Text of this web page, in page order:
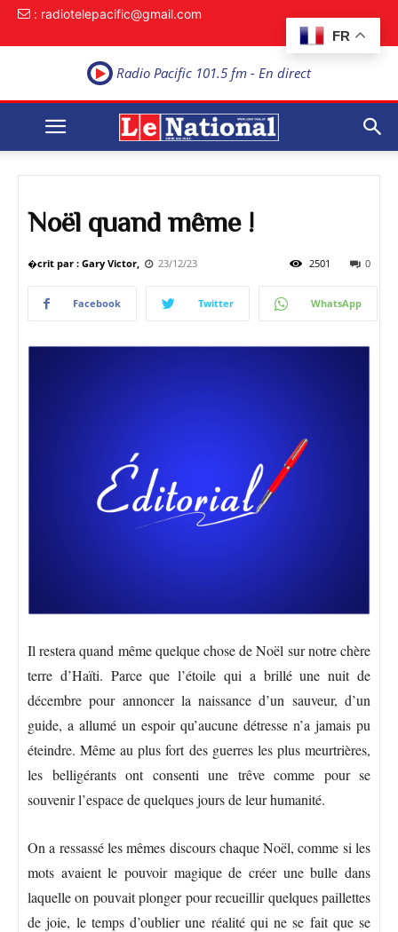
FR
: radiotelepacific@gmail.com
Radio Pacific 101.5 fm - En direct
Noël quand même !
�crit par : Gary Victor, 23/12/23 0
2501
Facebook Twitter WhatsApp
Il restera quand même quelque chose de Noël sur notre chère
terre d’Haïti. Parce que l’étoile qui a brillé une nuit de
décembre pour annoncer la naissance d’un sauveur, d’un
guide, a allumé un espoir qu’aucune détresse n’a jamais pu
éteindre. Même au plus fort des guerres les plus meurtrières,
les belligérants ont consenti une trêve comme pour se
souvenir l’espace de quelques jours de leur humanité.
On a ressassé les mêmes discours chaque Noël, comme si les
mots avaient le pouvoir magique de créer une bulle dans
laquelle on pouvait plonger pour recueillir quelques paillettes
de joie, le temps d’oublier une réalité qui ne se fait que se